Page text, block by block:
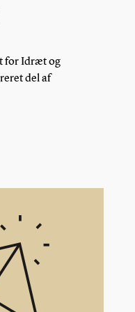
for Idræt og
del af